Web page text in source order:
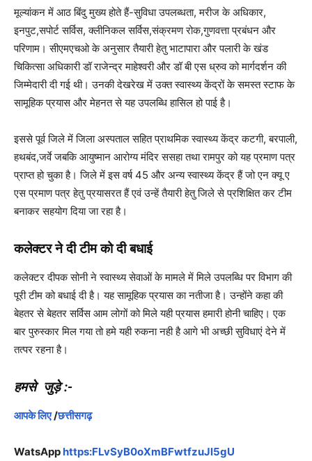
मूल्यांकन में आठ बिंदु मुख्य होते हैं-सुविधा उपलब्धता, मरीज के अधिकार,
इनपुट,सपोर्ट सर्विस, क्लीनिकल सर्विस,संक्रमण रोक,गुणवत्ता प्रबंधन और
परिणाम। सीएमएचओ के अनुसार तैयारी हेतु भाटापारा और पलारी के खंड
चिकित्सा अधिकारी डॉ राजेन्द्र माहेश्वरी और डॉ बी एस ध्रुव को मार्गदर्शन की
जिम्मेदारी दी गई थी। उनकी देखरेख में उक्त स्वास्थ्य केंद्रों के समस्त स्टाफ के
सामूहिक प्रयास और मेहनत से यह उपलब्धि हासिल हो पाई है।
इससे पूर्व जिले में जिला अस्पताल सहित प्राथमिक स्वास्थ्य केंद्र कटगी, बरपाली,
हथबंद,जर्वे जबकि आयुष्मान आरोग्य मंदिर ससहा तथा रामपुर को यह प्रमाण पत्र
प्राप्त हो चुका है। जिले में इस वर्ष 45 और अन्य स्वास्थ्य केंद्र हैं जो एन क्यू ए
एस प्रमाण पत्र हेतु प्रयासरत हैं एवं उन्हें तैयारी हेतु जिले से प्रशिक्षित कर टीम
बनाकर सहयोग दिया जा रहा है।
कलेक्टर ने दी टीम को दी बधाई
कलेक्टर दीपक सोनी ने स्वास्थ्य सेवाओं के मामले में मिले उपलब्धि पर विभाग की
पूरी टीम को बधाई दी है। यह सामूहिक प्रयास का नतीजा है। उन्होंने कहा की
बेहतर से बेहतर सर्विस आम लोगों को मिले यही प्रयास हमारी होनी चाहिए। एक
बार पुरुस्कार मिल गया तो हमे यही रुकना नही है आगे भी अच्छी सुविधाएं देने में
तत्पर रहना है।
हमसे जुड़े :-
आपके लिए/छत्तीसगढ़
WatsApp https:FLvSyB0oXmBFwtfzuJl5gU